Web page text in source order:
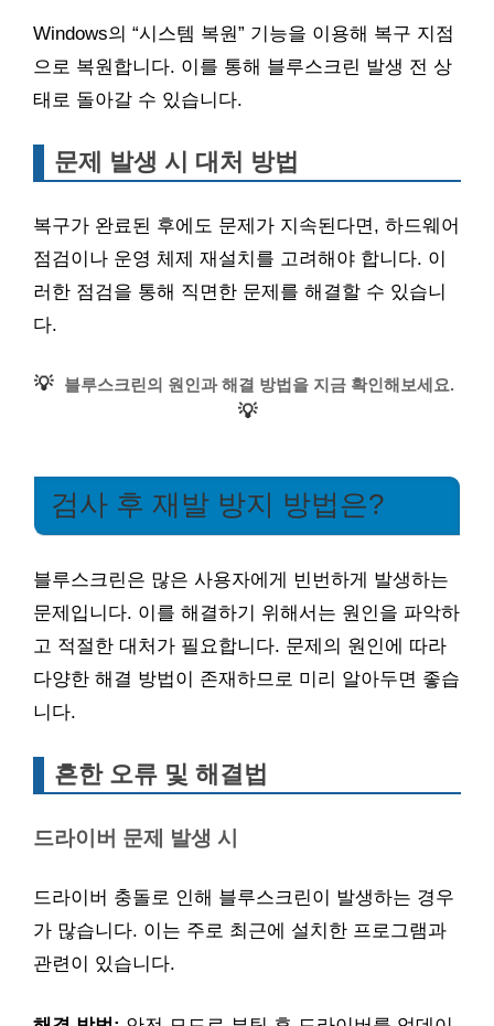
Windows의 “시스템 복원” 기능을 이용해 복구 지점
으로 복원합니다. 이를 통해 블루스크린 발생 전 상
태로 돌아갈 수 있습니다.
문제 발생 시 대처 방법
복구가 완료된 후에도 문제가 지속된다면, 하드웨어
점검이나 운영 체제 재설치를 고려해야 합니다. 이
러한 점검을 통해 직면한 문제를 해결할 수 있습니
다.
💡 블루스크린의 원인과 해결 방법을 지금 확인해보세요.
💡
검사 후 재발 방지 방법은?
블루스크린은 많은 사용자에게 빈번하게 발생하는
문제입니다. 이를 해결하기 위해서는 원인을 파악하
고 적절한 대처가 필요합니다. 문제의 원인에 따라
다양한 해결 방법이 존재하므로 미리 알아두면 좋습
니다.
흔한 오류 및 해결법
드라이버 문제 발생 시
드라이버 충돌로 인해 블루스크린이 발생하는 경우
가 많습니다. 이는 주로 최근에 설치한 프로그램과
관련이 있습니다.